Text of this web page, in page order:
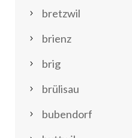
bretzwil
brienz
brig
brülisau
bubendorf